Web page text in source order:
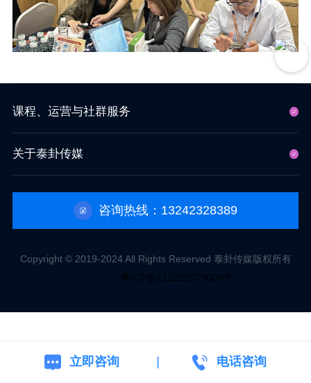
课程、运营与社群服务
关于泰卦传媒
咨询热线：13242328389
Copyright © 2019-2024 All Rights Reserved 泰卦传媒版权所有
粤ICP备511222079000号
立即咨询 电话咨询